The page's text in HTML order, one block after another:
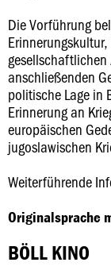
Die Vorführung
gesellschaftlichen
anschließenden
politische Lage in
Erinnerung an
europäischen
jugoslawischen
Weiterführende
Originalsprache
BÖLL KINO